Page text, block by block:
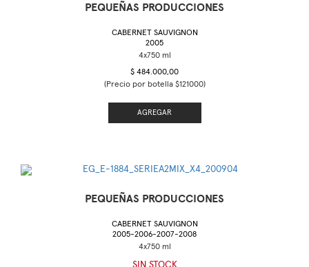
PEQUEÑAS PRODUCCIONES
CABERNET SAUVIGNON
2005
$ 484.000,00
(Precio por botella $121000)
AGREGAR
PEQUEÑAS PRODUCCIONES
CABERNET SAUVIGNON
2005-2006-2007-2008
SIN STOCK